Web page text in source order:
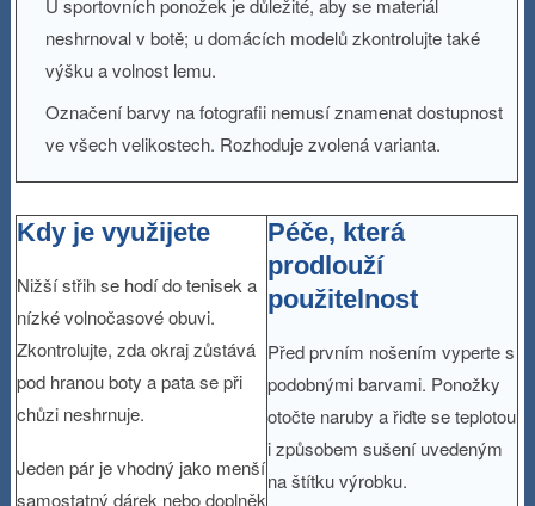
U sportovních ponožek je důležité, aby se materiál
neshrnoval v botě; u domácích modelů zkontrolujte také
výšku a volnost lemu.
Označení barvy na fotografii nemusí znamenat dostupnost
ve všech velikostech. Rozhoduje zvolená varianta.
Kdy je využijete
Nižší střih se hodí do tenisek a
nízké volnočasové obuvi.
Zkontrolujte, zda okraj zůstává
pod hranou boty a pata se při
chůzi neshrnuje.
Jeden pár je vhodný jako menší
samostatný dárek nebo doplněk
Péče, která
prodlouží
použitelnost
Před prvním nošením vyperte s
podobnými barvami. Ponožky
otočte naruby a řiďte se teplotou
i způsobem sušení uvedeným
na štítku výrobku.